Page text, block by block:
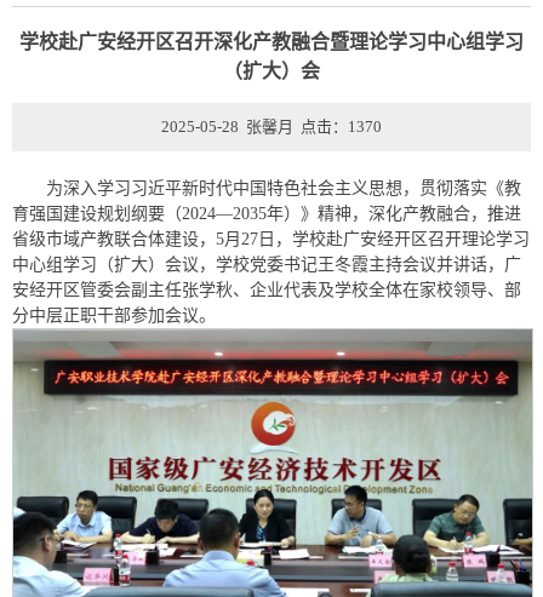
学校赴广安经开区召开深化产教融合暨理论学习中心组学习
（扩大）会
2025-05-28 张馨月 点击： 1370
为深入学习习近平新时代中国特色社会主义思想，贯彻落实《教
育强国建设规划纲要（2024—2035年）》精神，深化产教融合，推进
省级市域产教联合体建设，5月27日，学校赴广安经开区召开理论学习
中心组学习（扩大）会议，学校党委书记王冬霞主持会议并讲话，广
安经开区管委会副主任张学秋、企业代表及学校全体在家校领导、部
分中层正职干部参加会议。